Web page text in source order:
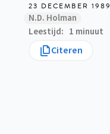
23 DECEMBER 1989
N.D. Holman
Leestijd
1 minuut
Citeren